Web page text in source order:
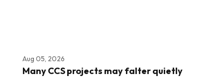
Aug 05, 2026
Many CCS projects may falter quietly